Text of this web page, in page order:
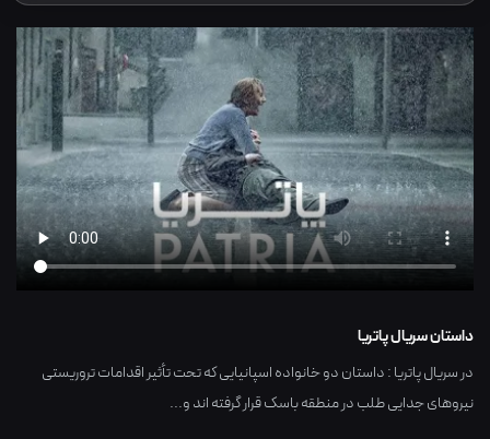
داستان سریال پاتریا
در سریال پاتریا : داستان دو خانواده اسپانیایی که تحت تأثیر اقدامات تروریستی
نیروهای جدایی طلب در منطقه باسک قرار گرفته اند و...